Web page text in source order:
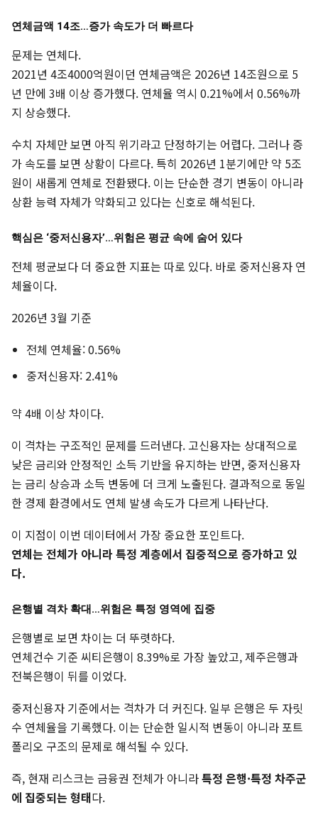
연체금액 14조…증가 속도가 더 빠르다
문제는 연체다.
2021년 4조4000억원이던 연체금액은 2026년 14조원으로 5
년 만에 3배 이상 증가했다. 연체율 역시 0.21%에서 0.56%까
지 상승했다.
수치 자체만 보면 아직 위기라고 단정하기는 어렵다. 그러나 증
가 속도를 보면 상황이 다르다. 특히 2026년 1분기에만 약 5조
원이 새롭게 연체로 전환됐다. 이는 단순한 경기 변동이 아니라
상환 능력 자체가 약화되고 있다는 신호로 해석된다.
핵심은 ‘중저신용자’…위험은 평균 속에 숨어 있다
전체 평균보다 더 중요한 지표는 따로 있다. 바로 중저신용자 연
체율이다.
2026년 3월 기준
전체 연체율: 0.56%
중저신용자: 2.41%
약 4배 이상 차이다.
이 격차는 구조적인 문제를 드러낸다. 고신용자는 상대적으로
낮은 금리와 안정적인 소득 기반을 유지하는 반면, 중저신용자
는 금리 상승과 소득 변동에 더 크게 노출된다. 결과적으로 동일
한 경제 환경에서도 연체 발생 속도가 다르게 나타난다.
이 지점이 이번 데이터에서 가장 중요한 포인트다.
연체는 전체가 아니라 특정 계층에서 집중적으로 증가하고 있
다.
은행별 격차 확대…위험은 특정 영역에 집중
은행별로 보면 차이는 더 뚜렷하다.
연체건수 기준 씨티은행이 8.39%로 가장 높았고, 제주은행과
전북은행이 뒤를 이었다.
중저신용자 기준에서는 격차가 더 커진다. 일부 은행은 두 자릿
수 연체율을 기록했다. 이는 단순한 일시적 변동이 아니라 포트
폴리오 구조의 문제로 해석될 수 있다.
즉, 현재 리스크는 금융권 전체가 아니라특정 은행·특정 차주군
에 집중되는 형태다.